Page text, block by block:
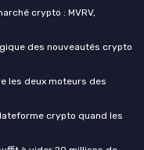
crypto : MVRV,
des nouveautés crypto
les deux moteurs des
crypto quand les